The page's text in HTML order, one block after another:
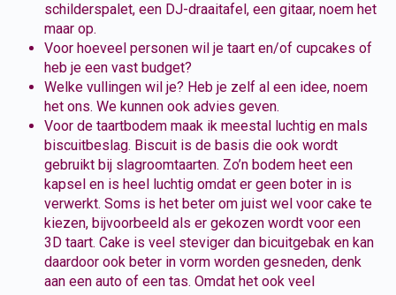
schilderspalet, een DJ-draaitafel, een gitaar, noem het
maar op.
Voor hoeveel personen wil je taart en/of cupcakes of
heb je een vast budget?
Welke vullingen wil je? Heb je zelf al een idee, noem
het ons. We kunnen ook advies geven.
Voor de taartbodem maak ik meestal luchtig en mals
biscuitbeslag. Biscuit is de basis die ook wordt
gebruikt bij slagroomtaarten. Zo’n bodem heet een
kapsel en is heel luchtig omdat er geen boter in is
verwerkt. Soms is het beter om juist wel voor cake te
kiezen, bijvoorbeeld als er gekozen wordt voor een
3D taart. Cake is veel steviger dan bicuitgebak en kan
daardoor ook beter in vorm worden gesneden, denk
aan een auto of een tas. Omdat het ook veel